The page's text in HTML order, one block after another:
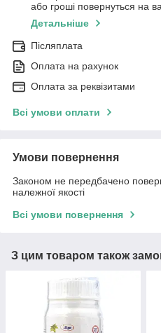
або гроші повернуться на
Детальніше
Післяплата
Оплата на рахунок
Оплата за реквізитами
Всі умови оплати
Умови повернення
Законом не передбачено
належної якості
Всі умови повернення
З цим товаром також